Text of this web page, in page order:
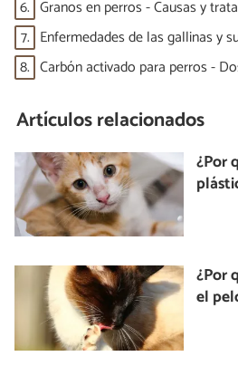
6. Granos en perros - Causas y
7. Enfermedades de las gallinas y
8. Carbón activado para perros -
Artículos relacionados
¿Por
¿Por
el